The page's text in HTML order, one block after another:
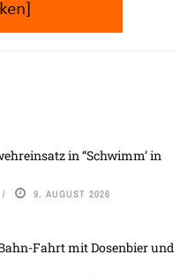
in “Schwimm’ in
9. AUGUST 2026
Fahrt mit Dosenbier und